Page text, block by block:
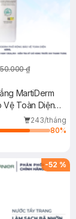
₫
MartiDerm
Vệ Toàn Diện
243/tháng
80%
-52 %